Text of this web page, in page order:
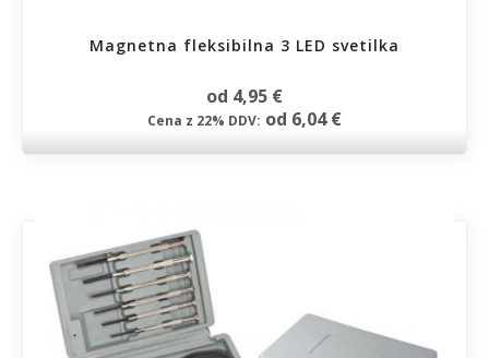
Magnetna fleksibilna 3 LED svetilka
od 4,95 €
Cena z 22% DDV: od 6,04 €